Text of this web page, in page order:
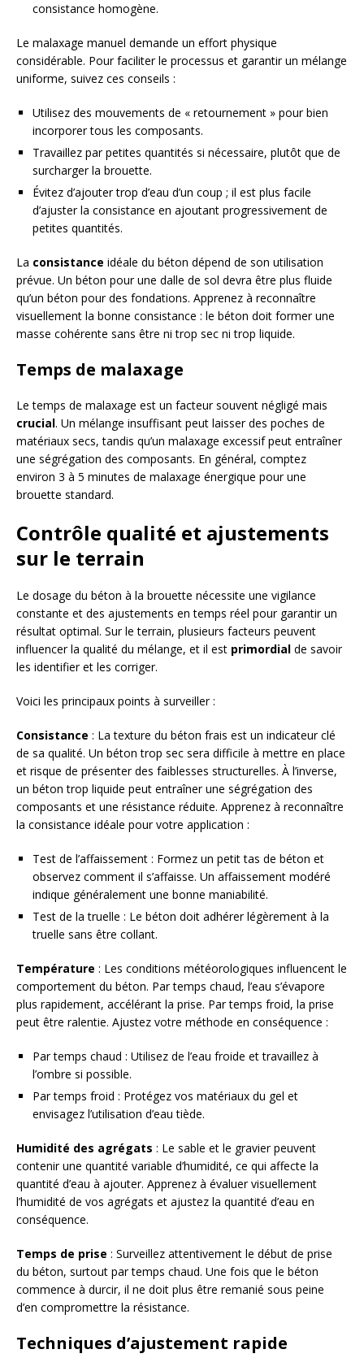
consistance homogène.
Le malaxage manuel demande un effort physique
considérable. Pour faciliter le processus et garantir un mélange
uniforme, suivez ces conseils :
Utilisez des mouvements de « retournement » pour bien
incorporer tous les composants.
Travaillez par petites quantités si nécessaire, plutôt que de
surcharger la brouette.
Évitez d’ajouter trop d’eau d’un coup ; il est plus facile
d’ajuster la consistance en ajoutant progressivement de
petites quantités.
La consistance idéale du béton dépend de son utilisation
prévue. Un béton pour une dalle de sol devra être plus fluide
qu’un béton pour des fondations. Apprenez à reconnaître
visuellement la bonne consistance : le béton doit former une
masse cohérente sans être ni trop sec ni trop liquide.
Temps de malaxage
Le temps de malaxage est un facteur souvent négligé mais
crucial. Un mélange insuffisant peut laisser des poches de
matériaux secs, tandis qu’un malaxage excessif peut entraîner
une ségrégation des composants. En général, comptez
environ 3 à 5 minutes de malaxage énergique pour une
brouette standard.
Contrôle qualité et ajustements
sur le terrain
Le dosage du béton à la brouette nécessite une vigilance
constante et des ajustements en temps réel pour garantir un
résultat optimal. Sur le terrain, plusieurs facteurs peuvent
influencer la qualité du mélange, et il est primordial de savoir
les identifier et les corriger.
Voici les principaux points à surveiller :
Consistance : La texture du béton frais est un indicateur clé
de sa qualité. Un béton trop sec sera difficile à mettre en place
et risque de présenter des faiblesses structurelles. À l’inverse,
un béton trop liquide peut entraîner une ségrégation des
composants et une résistance réduite. Apprenez à reconnaître
la consistance idéale pour votre application :
Test de l’affaissement : Formez un petit tas de béton et
observez comment il s’affaisse. Un affaissement modéré
indique généralement une bonne maniabilité.
Test de la truelle : Le béton doit adhérer légèrement à la
truelle sans être collant.
Température : Les conditions météorologiques influencent le
comportement du béton. Par temps chaud, l’eau s’évapore
plus rapidement, accélérant la prise. Par temps froid, la prise
peut être ralentie. Ajustez votre méthode en conséquence :
Par temps chaud : Utilisez de l’eau froide et travaillez à
l’ombre si possible.
Par temps froid : Protégez vos matériaux du gel et
envisagez l’utilisation d’eau tiède.
Humidité des agrégats : Le sable et le gravier peuvent
contenir une quantité variable d’humidité, ce qui affecte la
quantité d’eau à ajouter. Apprenez à évaluer visuellement
l’humidité de vos agrégats et ajustez la quantité d’eau en
conséquence.
Temps de prise : Surveillez attentivement le début de prise
du béton, surtout par temps chaud. Une fois que le béton
commence à durcir, il ne doit plus être remanié sous peine
d’en compromettre la résistance.
Techniques d’ajustement rapide